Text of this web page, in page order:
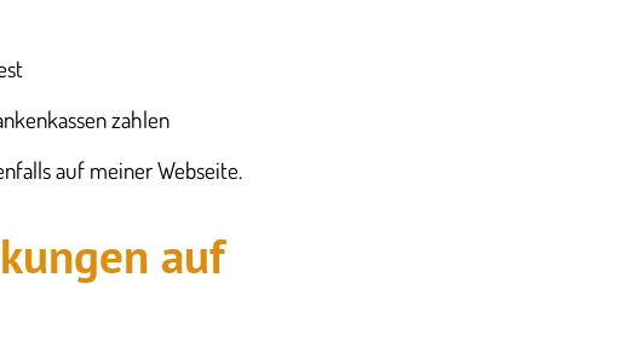
zahlen
auf meiner Webseite.
auf